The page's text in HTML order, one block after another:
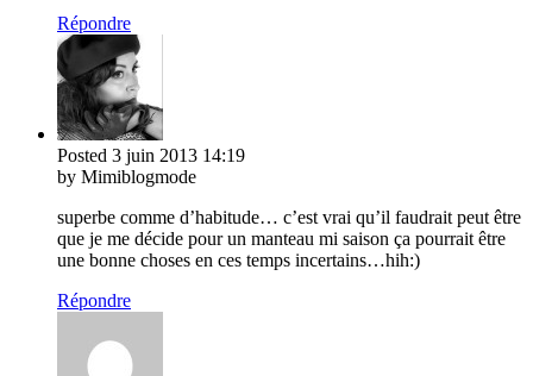
Répondre
Posted 3 juin 2013 14:19
by Mimiblogmode
superbe comme d’habitude… c’est vrai qu’il faudrait peut être
que je me décide pour un manteau mi saison ça pourrait être
une bonne choses en ces temps incertains…hih:)
Répondre